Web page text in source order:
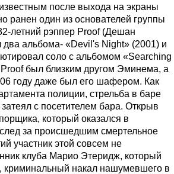
после выхода на экраны
ранен один из основателей группы
летний рэппер Proof (Дешан
альбома- «Devil's Night» (2001) и
соло с альбомом «Searching
был близким другом Эминема, а
году даже был его шафером. Как
полиции, стрельба в баре
с посетителем бара. Открыв
который оказался в
за происшедшим смертельное
участник этой совсем не
клуба Марио Этеридж, который
криминальный накал нашумевшего в